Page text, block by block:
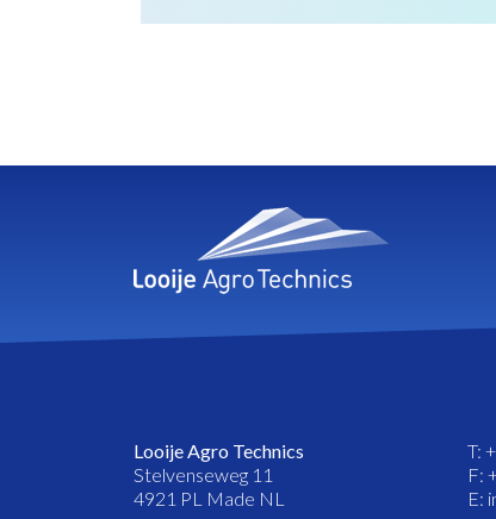
Looije Agro Technics
Stelvenseweg 11
4921 PL Made NL
T:
F:
E: